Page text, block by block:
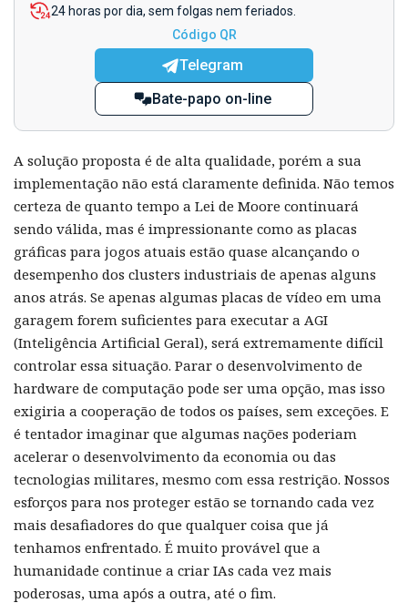
24 horas por dia, sem folgas nem feriados.
Código QR
Telegram
Bate-papo on-line
A solução proposta é de alta qualidade, porém a sua
implementação não está claramente definida. Não temos
certeza de quanto tempo a Lei de Moore continuará
sendo válida, mas é impressionante como as placas
gráficas para jogos atuais estão quase alcançando o
desempenho dos clusters industriais de apenas alguns
anos atrás. Se apenas algumas placas de vídeo em uma
garagem forem suficientes para executar a AGI
(Inteligência Artificial Geral), será extremamente difícil
controlar essa situação. Parar o desenvolvimento de
hardware de computação pode ser uma opção, mas isso
exigiria a cooperação de todos os países, sem exceções. E
é tentador imaginar que algumas nações poderiam
acelerar o desenvolvimento da economia ou das
tecnologias militares, mesmo com essa restrição. Nossos
esforços para nos proteger estão se tornando cada vez
mais desafiadores do que qualquer coisa que já
tenhamos enfrentado. É muito provável que a
humanidade continue a criar IAs cada vez mais
poderosas, uma após a outra, até o fim.